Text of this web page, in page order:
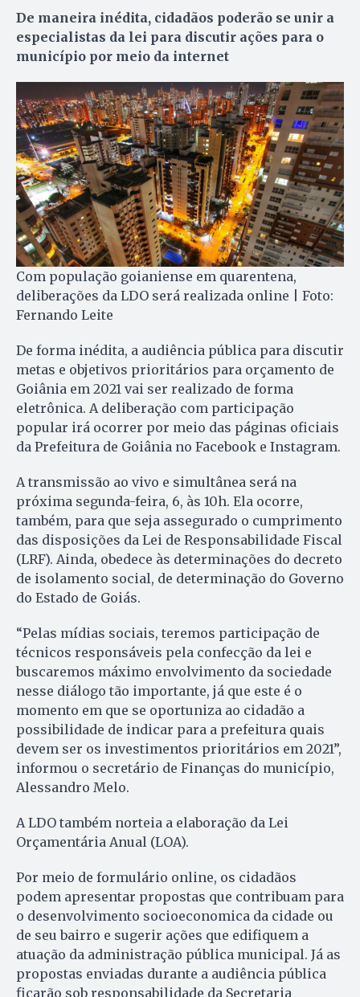
De maneira inédita, cidadãos poderão se unir a
especialistas da lei para discutir ações para o
município por meio da internet
Com população goianiense em quarentena,
deliberações da LDO será realizada online | Foto:
Fernando Leite
De forma inédita, a audiência pública para discutir
metas e objetivos prioritários para orçamento de
Goiânia em 2021 vai ser realizado de forma
eletrônica. A deliberação com participação
popular irá ocorrer por meio das páginas oficiais
da Prefeitura de Goiânia no Facebook e Instagram.
A transmissão ao vivo e simultânea será na
próxima segunda-feira, 6, às 10h. Ela ocorre,
também, para que seja assegurado o cumprimento
das disposições da Lei de Responsabilidade Fiscal
(LRF). Ainda, obedece às determinações do decreto
de isolamento social, de determinação do Governo
do Estado de Goiás.
“Pelas mídias sociais, teremos participação de
técnicos responsáveis pela confecção da lei e
buscaremos máximo envolvimento da sociedade
nesse diálogo tão importante, já que este é o
momento em que se oportuniza ao cidadão a
possibilidade de indicar para a prefeitura quais
devem ser os investimentos prioritários em 2021”,
informou o secretário de Finanças do município,
Alessandro Melo.
A LDO também norteia a elaboração da Lei
Orçamentária Anual (LOA).
Por meio de formulário online, os cidadãos
podem apresentar propostas que contribuam para
o desenvolvimento socioeconomica da cidade ou
de seu bairro e sugerir ações que edifiquem a
atuação da administração pública municipal. Já as
propostas enviadas durante a audiência pública
ficarão sob responsabilidade da Secretaria